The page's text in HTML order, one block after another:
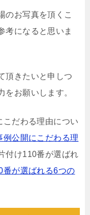
のお写真を頂くこ
考になると思いま
頂きたいと申しつ
をお願いします。
だわる理由につい
公開にこだわる理
付け110番が選ばれ
番が選ばれる6つの